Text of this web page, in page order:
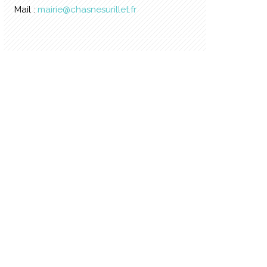
Mail : mairie@chasnesurillet.fr